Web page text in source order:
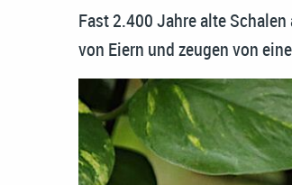
Fast 2.400 Jahre alte
von Eiern und zeugen von